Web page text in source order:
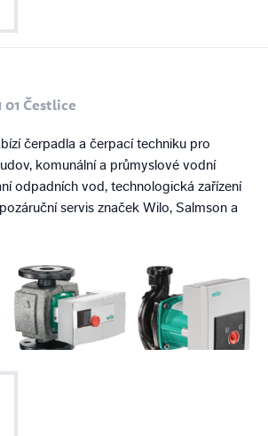
01 Čestlice
čerpadla a čerpací techniku pro
komunální a průmyslové vodní
odpadních vod, technologická zařízení
servis značek Wilo, Salmson a